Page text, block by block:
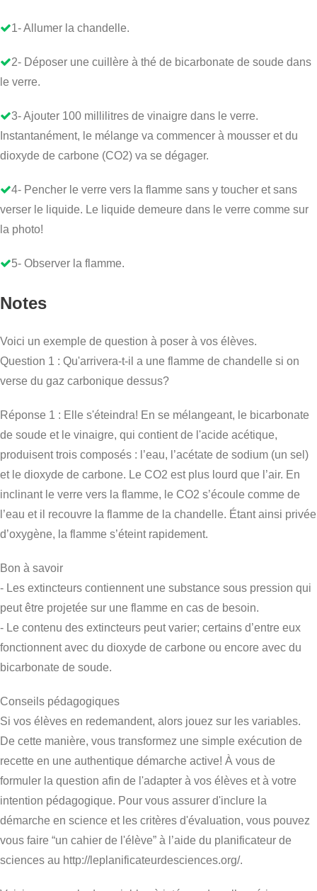
1- Allumer la chandelle.
2- Déposer une cuillère à thé de bicarbonate de soude dans
le verre.
3- Ajouter 100 millilitres de vinaigre dans le verre.
Instantanément, le mélange va commencer à mousser et du
dioxyde de carbone (CO2) va se dégager.
4- Pencher le verre vers la flamme sans y toucher et sans
verser le liquide. Le liquide demeure dans le verre comme sur
la photo!
5- Observer la flamme.
Notes
Voici un exemple de question à poser à vos élèves.
Question 1 : Qu'arrivera-t-il a une flamme de chandelle si on
verse du gaz carbonique dessus?
Réponse 1 : Elle s'éteindra! En se mélangeant, le bicarbonate
de soude et le vinaigre, qui contient de l'acide acétique,
produisent trois composés : l’eau, l’acétate de sodium (un sel)
et le dioxyde de carbone. Le CO2 est plus lourd que l’air. En
inclinant le verre vers la flamme, le CO2 s’écoule comme de
l’eau et il recouvre la flamme de la chandelle. Étant ainsi privée
d’oxygène, la flamme s’éteint rapidement.
Bon à savoir
- Les extincteurs contiennent une substance sous pression qui
peut être projetée sur une flamme en cas de besoin.
- Le contenu des extincteurs peut varier; certains d’entre eux
fonctionnent avec du dioxyde de carbone ou encore avec du
bicarbonate de soude.
Conseils pédagogiques
Si vos élèves en redemandent, alors jouez sur les variables.
De cette manière, vous transformez une simple exécution de
recette en une authentique démarche active! À vous de
formuler la question afin de l'adapter à vos élèves et à votre
intention pédagogique. Pour vous assurer d'inclure la
démarche en science et les critères d'évaluation, vous pouvez
vous faire “un cahier de l'élève” à l’aide du planificateur de
sciences au http://leplanificateurdesciences.org/.